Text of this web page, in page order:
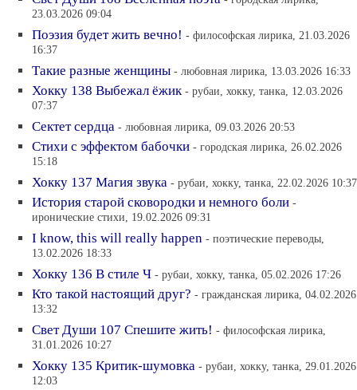
23.03.2026 09:04
Поэзия будет жить вечно! - философская лирика, 21.03.2026
16:37
Такие разные женщины - любовная лирика, 13.03.2026 16:33
Хокку 138 Выбежал ёжик - рубаи, хокку, танка, 12.03.2026
07:37
Сектет сердца - любовная лирика, 09.03.2026 20:53
Стихи с эффектом бабочки - городская лирика, 26.02.2026
15:18
Хокку 137 Магия звука - рубаи, хокку, танка, 22.02.2026 10:37
История старой сковородки и немного боли -
иронические стихи, 19.02.2026 09:31
I know, this will really happen - поэтические переводы,
13.02.2026 18:33
Хокку 136 В стиле Ч - рубаи, хокку, танка, 05.02.2026 17:26
Кто такой настоящий друг? - гражданская лирика, 04.02.2026
13:32
Свет Души 107 Спешите жить! - философская лирика,
31.01.2026 10:27
Хокку 135 Критик-шумовка - рубаи, хокку, танка, 29.01.2026
12:03